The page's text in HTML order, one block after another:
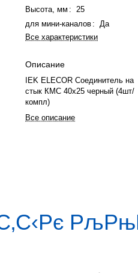
Высота, мм : 25
для мини-каналов : Да
Все характеристики
Описание
IEK ELECOR Соединитель на
стык КМС 40х25 черный (4шт/
компл)
Все описание